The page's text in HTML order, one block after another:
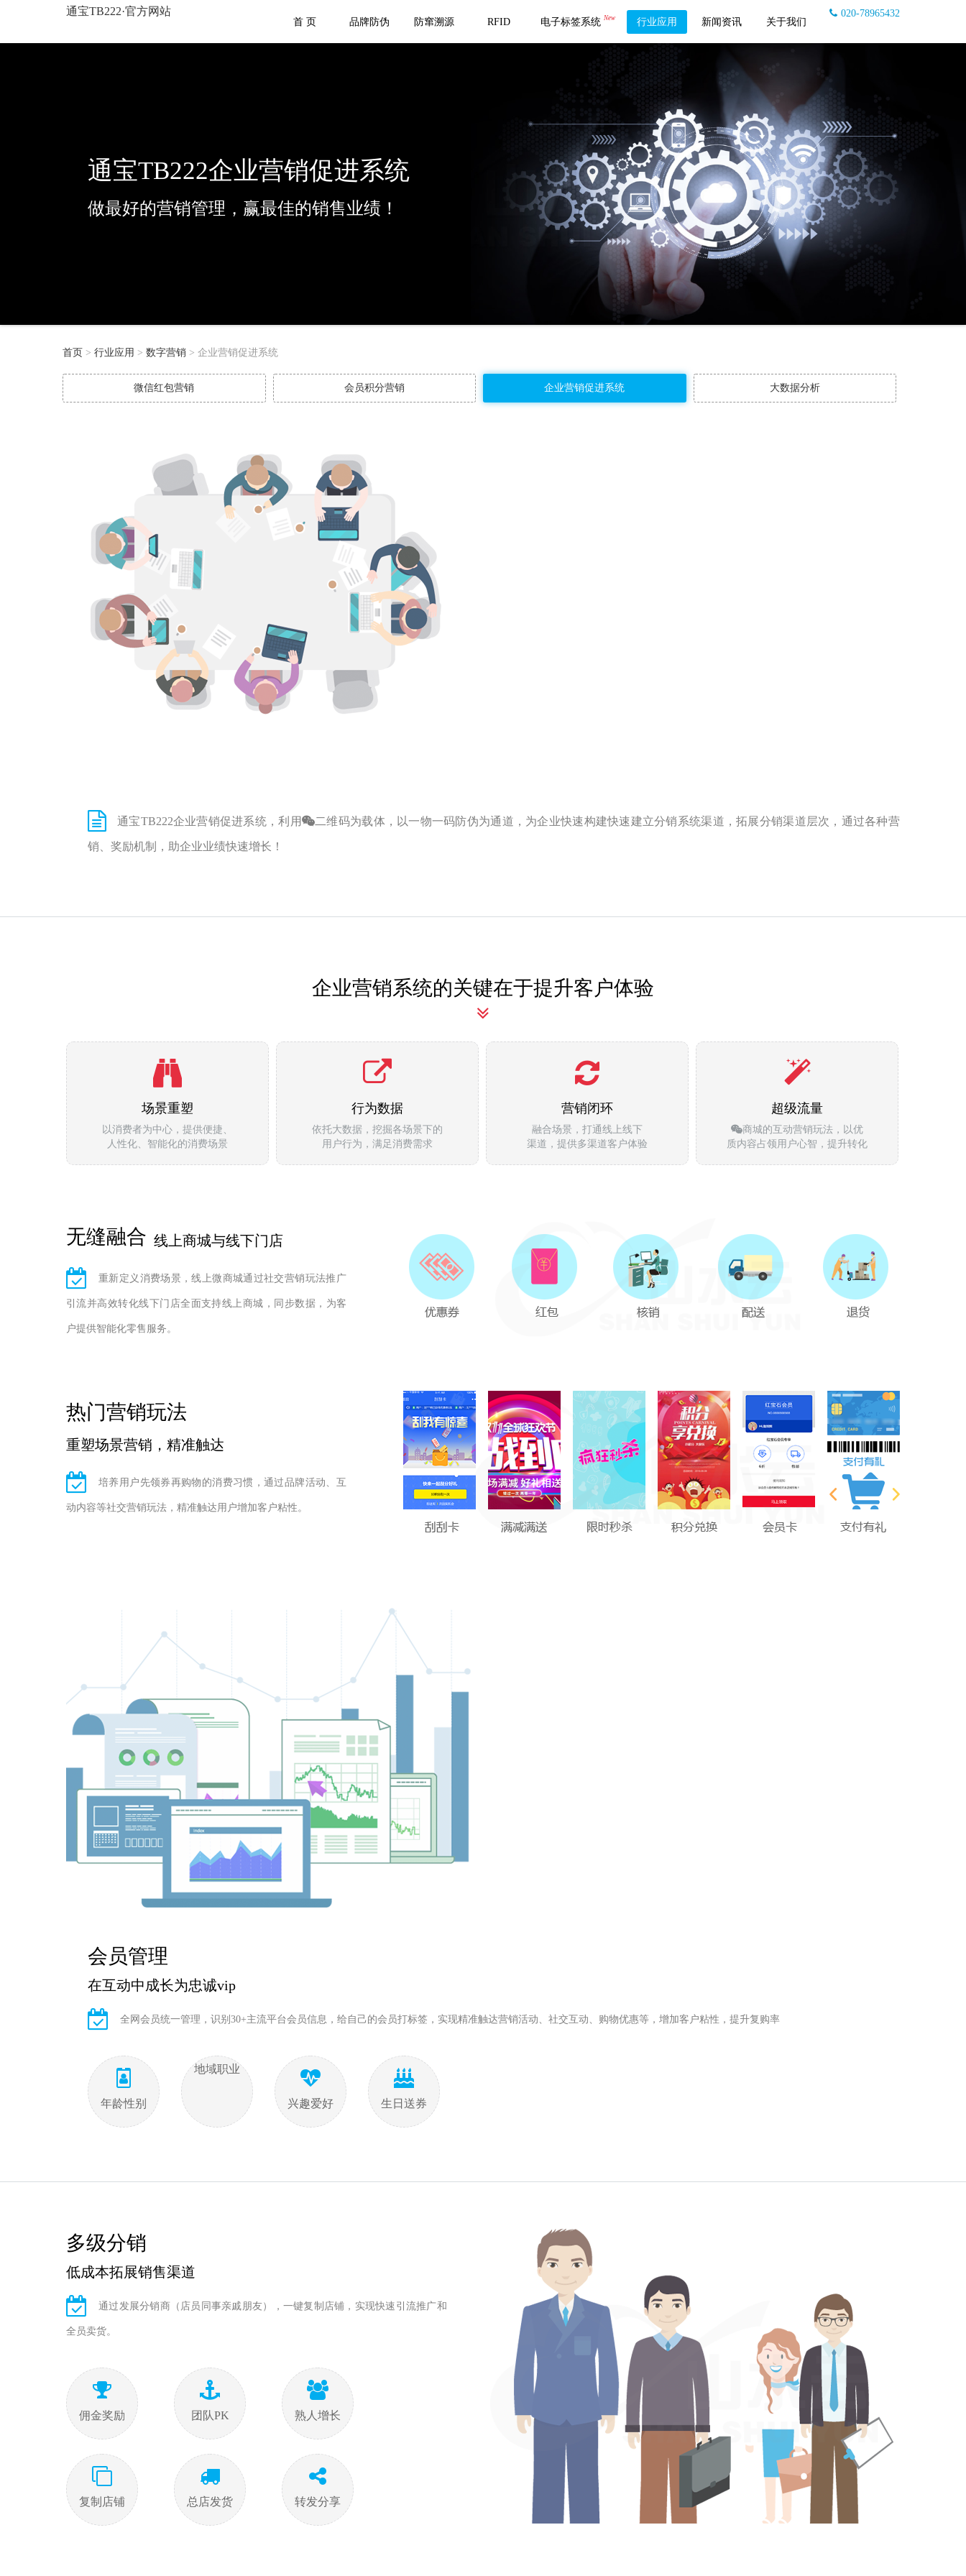
通宝TB222·官方网站
020-78965432
首 页
品牌防伪 防窜溯源 RFID 电子标签系统 New 行业应用 新闻资讯 关于我们
通宝TB222企业营销促进系统
做最好的营销管理，赢最佳的销售业绩！
首页 > 行业应用 > 数字营销 > 企业营销促进系统
微信红包营销 会员积分营销 企业营销促进系统 大数据分析
通宝TB222企业营销促进系统，利用 二维码为载体，以一物一码防伪为通道，为企业快速构建快速建立分销系统渠道，拓展分销渠道层次，通过各种营
销、奖励机制，助企业业绩快速增长！
企业营销系统的关键在于提升客户体验
场景重塑
以消费者为中心，提供便捷、
人性化、智能化的消费场景
行为数据
依托大数据，挖掘各场景下的
用户行为，满足消费需求
营销闭环
融合场景，打通线上线下
渠道，提供多渠道客户体验
超级流量
商城的互动营销玩法，以优
质内容占领用户心智，提升转化
无缝融合 线上商城与线下门店
重新定义消费场景，线上微商城通过社交营销玩法推广
引流并高效转化线下门店全面支持线上商城，同步数据，为客
户提供智能化零售服务。
热门营销玩法
重塑场景营销，精准触达
培养用户先领券再购物的消费习惯，通过品牌活动、互
动内容等社交营销玩法，精准触达用户增加客户粘性。
会员管理
在互动中成长为忠诚vip
全网会员统一管理，识别30+主流平台会员信息，给自己的会员打标签，实现精准触达营销活动、社交互动、购物优惠等，增加客户粘性，提升复购率
年龄性别
地域职业
兴趣爱好 生日送券
多级分销
低成本拓展销售渠道
通过发展分销商（店员同事亲戚朋友），一键复制店铺，实现快速引流推广和
全员卖货。
佣金奖励 团队PK 熟人增长
复制店铺 总店发货 转发分享